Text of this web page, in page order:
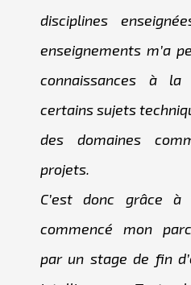
disciplines
enseignements m’a
connaissances à
certains sujets
des domaines
projets.
C’est donc grâce
commencé mon
par un stage de fin